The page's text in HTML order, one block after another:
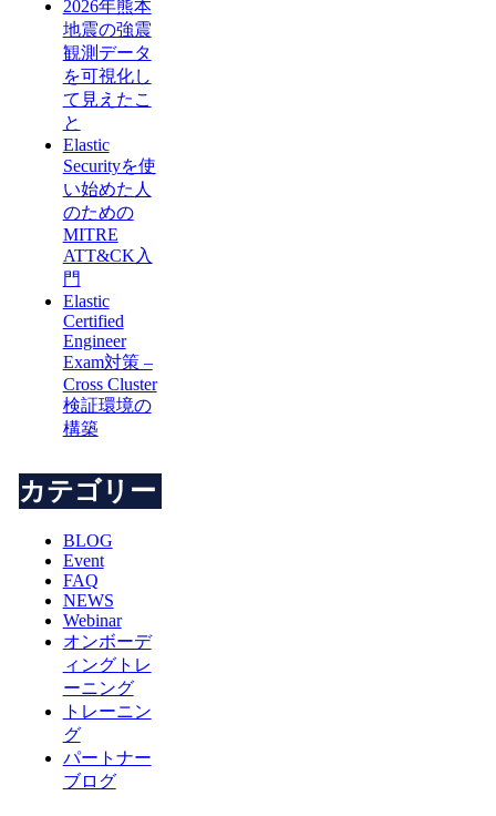
2026年熊本
地震の強震
観測データ
を可視化し
て見えたこ
と
Elastic
Securityを使
い始めた人
のための
MITRE
ATT&CK入
門
Elastic
Certified
Engineer
Exam対策 –
Cross Cluster
検証環境の
構築
カテゴリー
BLOG
Event
FAQ
NEWS
Webinar
オンボーデ
ィングトレ
ーニング
トレーニン
グ
パートナー
ブログ